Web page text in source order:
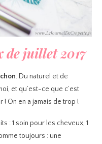
de juillet 2017
. Du naturel et de
et qu’est-ce que c’est
On en a jamais de trop !
: 1 soin pour les cheveux, 1
toujours : une